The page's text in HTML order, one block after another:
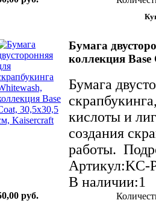
Бумага
коллекция
Бумага
кислоты и
создания
работы.
Артикул:KC-
В наличии:1
руб.